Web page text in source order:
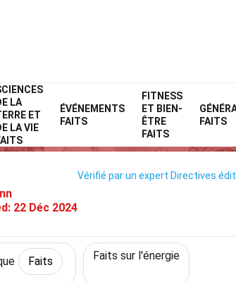
LA
ET
LA VIE
ÉVÉNEMENTS
FAITS
FITNESS
ET BIEN-
ÊTRE
FAITS
FAITS
Science Physique Faits
Sur État Fondamental
22 Déc 2024
Vérifié par un expert Directives
Faits Faits sur l'énergie